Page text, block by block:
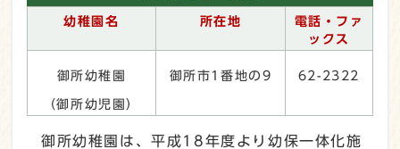
幼稚園名 所在地
電話・ファ
ックス
御所幼稚園
（御所幼児園）
御所市1番地の9 62-2322
御所幼稚園は、平成18年度より幼保一体化施